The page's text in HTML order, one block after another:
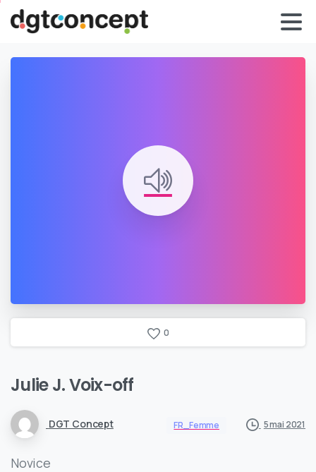
0
Julie J. Voix-off
DGT Concept FR_Femme 5 mai 2021
Novice